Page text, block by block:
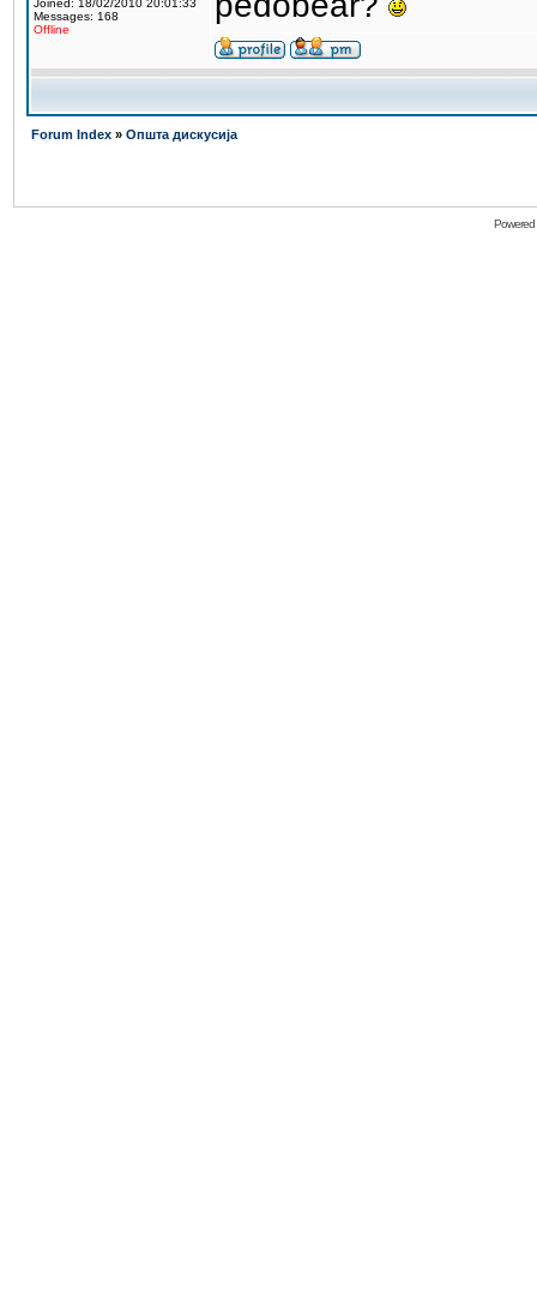
Joined: 18/02/2010 20:01:33
Messages: 168
Offline
Forum Index » Општа дискусија